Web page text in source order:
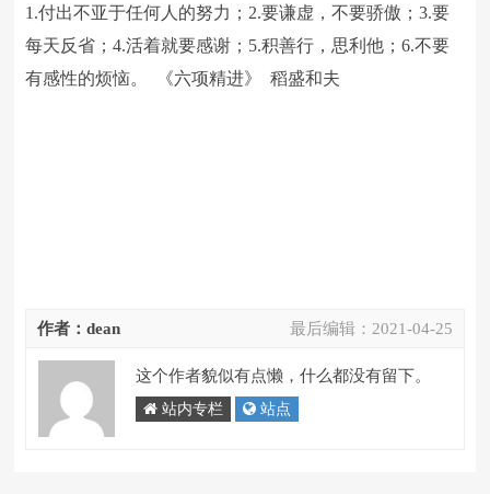
1.付出不亚于任何人的努力；2.要谦虚，不要骄傲；3.要
每天反省；4.活着就要感谢；5.积善行，思利他；6.不要
有感性的烦恼。 《六项精进》 稻盛和夫
最后编辑： 2021-04-25
作者：dean
这个作者貌似有点懒，什么都没有留下。
站内专栏 站点